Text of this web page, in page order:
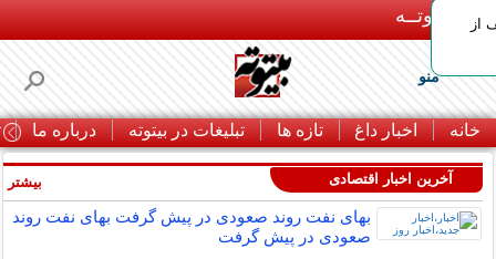
بـیتوتــه
منو
خانه اخبار داغ تازه ها تبلیغات در بیتوته درباره ما
تخفیف از
آخرین اخبار اقتصادی
بهای نفت روند صعودی در پیش گرفت بهای نفت روند
صعودی در پیش گرفت
بیشتر